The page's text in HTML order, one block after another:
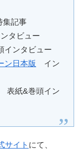
記事
タビュー
ンタビュー
ン日本版
イン
表紙&巻頭イン
サイト にて、